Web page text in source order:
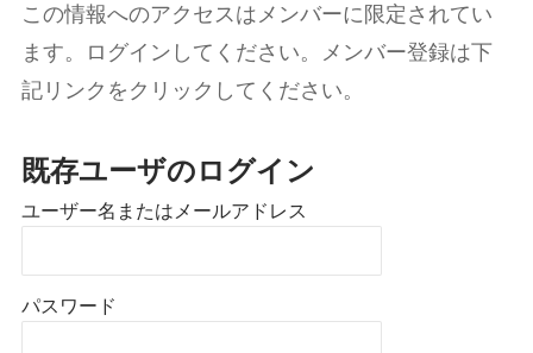
この情報へのアクセスはメンバーに限定されてい
ます。ログインしてください。メンバー登録は下
記リンクをクリックしてください。
既存ユーザのログイン
ユーザー名またはメールアドレス
パスワード